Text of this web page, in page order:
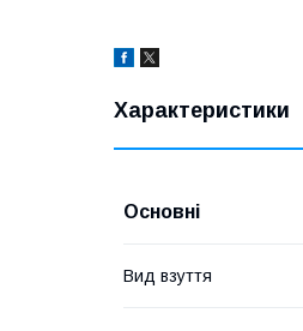
Характеристики
Основні
Вид взуття